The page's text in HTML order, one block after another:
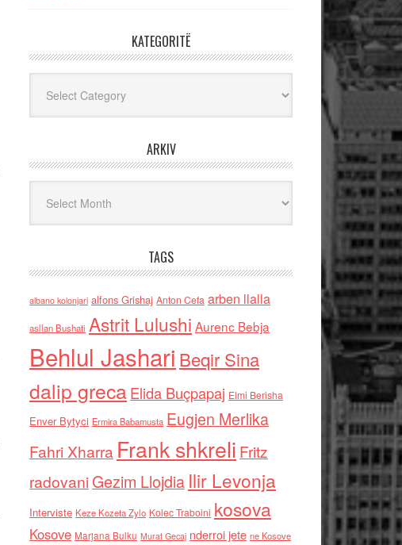
KATEGORITË
ARKIV
TAGS
albano kolonjari alfons Grishaj Anton Cefa arben llalla
asllan Bushati Astrit Lulushi Aurenc Bebja
Behlul Jashari Beqir Sina
dalip grecaElida Buçpapaj Elmi Berisha
Enver Bytyci Ermira Babamusta Eugjen Merlika
Fahri Xharra Frank shkreli Fritz
radovaniGezim Llojdia Ilir Levonja
Interviste Keze Kozeta Zylo Kolec Traboini kosova
Kosove Marjana Bulku Murat Gecaj nderroi jete ne Kosove